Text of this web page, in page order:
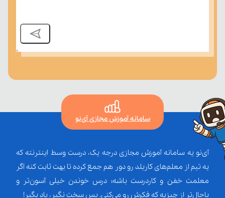
سامانه آموزش مجازی آی‌نو
آی‌نو یه سامانه آموزش مجازی درجه یک، درست وسط اینترنته که
یه تیم از معلم‌‌های کاربلد رو دور هم جمع کرده تا بهت ثابت کنه اگر
معلمت خفن و کاردرست باشه؛ درس خوندن خیلی آسون‌تر و
باحال‌تر از چیزیه که فکرش رو می‌کنی. پس سخت نگیر، یاد بگیر!